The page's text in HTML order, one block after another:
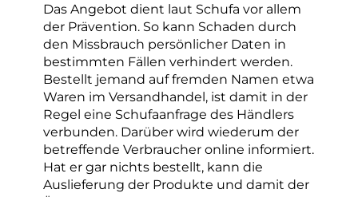
Das Angebot dient laut Schufa vor allem
der Prävention. So kann Schaden durch
den Missbrauch persönlicher Daten in
bestimmten Fällen verhindert werden.
Bestellt jemand auf fremden Namen etwa
Waren im Versandhandel, ist damit in der
Regel eine Schufaanfrage des Händlers
verbunden. Darüber wird wiederum der
betreffende Verbraucher online informiert.
Hat er gar nichts bestellt, kann die
Auslieferung der Produkte und damit der